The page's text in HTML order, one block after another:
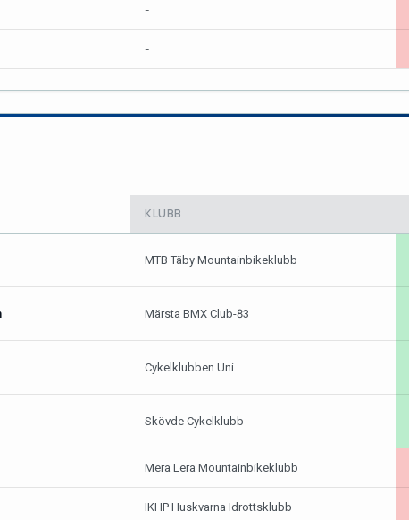
-
-
KLUBB
MTB Täby Mountainbikeklubb
Märsta BMX Club-83
Cykelklubben Uni
Skövde Cykelklubb
Mera Lera Mountainbikeklubb
IKHP Huskvarna Idrottsklubb